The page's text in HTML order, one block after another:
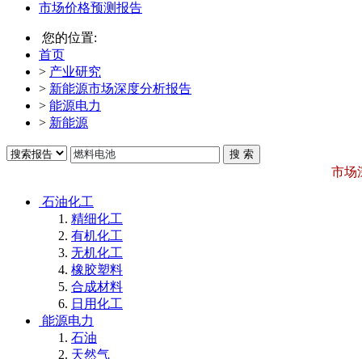
市场价格预测报告
您的位置:
首页
> 产业研究
> 新能源市场深度分析报告
> 能源电力
> 新能源
市场
石油化工
精细化工
有机化工
无机化工
橡胶塑料
合成材料
日用化工
能源电力
石油
天然气